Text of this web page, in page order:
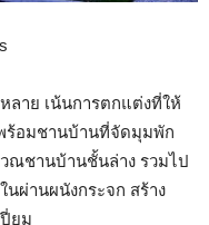
าย เน้นการตกแต่งที่ให้
ร้อมชานบ้านที่จัดมุมพัก
วณชานบ้านชั้นล่าง รวมไป
นผ่านผนังกระจก สร้าง
ยม